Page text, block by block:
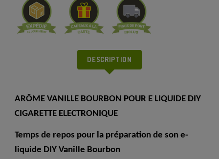
DESCRIPTION
ARÔME VANILLE BOURBON POUR E LIQUIDE DIY
CIGARETTE ELECTRONIQUE
Temps de repos pour la préparation de son e-
liquide DIY Vanille Bourbon